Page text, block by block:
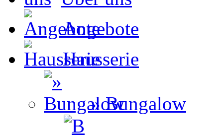
Angebote
Hausserie
» Bungalow